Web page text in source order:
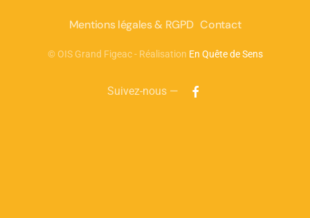
Mentions légales & RGPD Contact
© OIS Grand Figeac - Réalisation En Quête de Sens
Suivez-nous —